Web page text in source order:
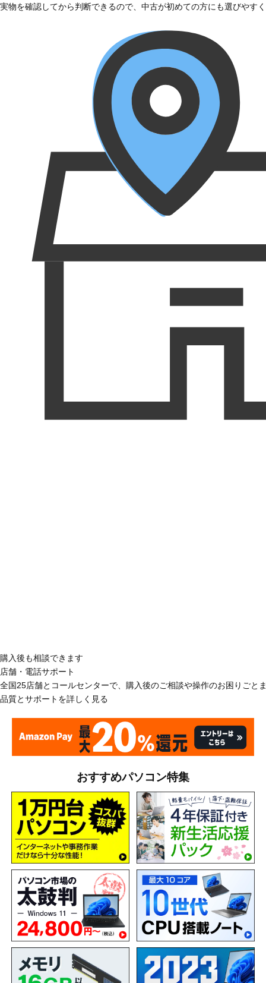
実物を確認してから判断できるので、中古が初めての方にも選びやす
購入後も相談できます
店舗・電話サポート
全国25店舗とコールセンターで、購入後のご相談や操作のお困りごと
品質とサポートを詳しく見る
おすすめパソコン特集